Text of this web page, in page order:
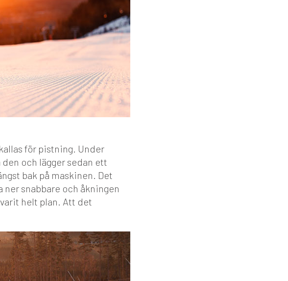
för pistning. Under
och lägger sedan ett
bak på maskinen. Det
snabbare och åkningen
helt plan. Att det